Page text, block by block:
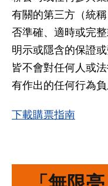
有關的第三方（統
否準確、適時或完
明示或隱含的保證
皆不會對任何人或
有作出的任何行為負
下載購票指南